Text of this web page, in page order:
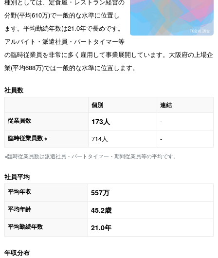
分野(平均610万)で一般的な水準に位置し
ます。平均勤続年数は21.0年で長めです。
アルバイト・派遣社員・パートタイマー等
の臨時従業員を非常に多く雇用して事業展開しています。大阪府の上場企
業(平均688万)では一般的な水準に位置します。
社員数
個別
連結
従業員数
173人 -
臨時従業員数 ※ 714人 -
※臨時従業員数は派遣社員・パートタイマー・期間従業員等の平均です。
社員平均
平均年収 557万
平均年齢 45.2歳
平均勤続年数 21.0年
年収分布